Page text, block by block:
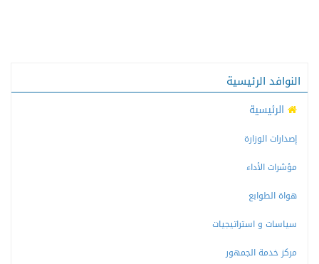
النوافد الرئيسية
الرئيسية
إصدارات الوزارة
مؤشرات الأداء
هواة الطوابع
سياسات و استراتيجيات
مركز خدمة الجمهور